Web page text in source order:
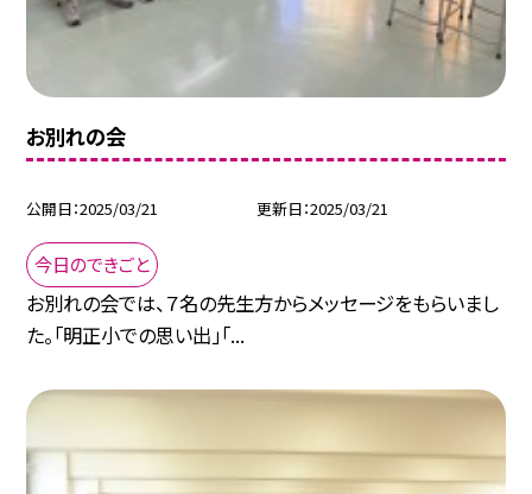
お別れの会
公開日 2025/03/21 更新日 2025/03/21
今日のできごと
お別れの会では、７名の先生方からメッセージをもらいまし
た。「明正小での思い出」「...